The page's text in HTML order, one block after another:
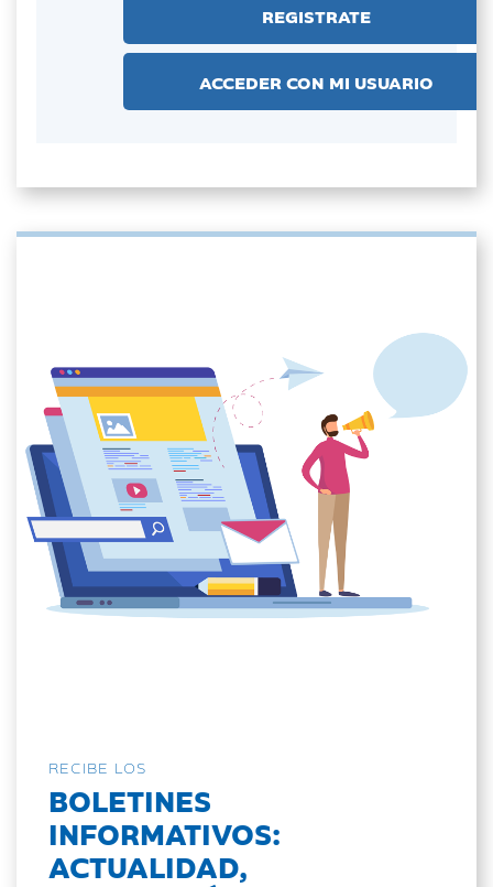
RECIBE LOS
BOLETINES
INFORMATIVOS:
ACTUALIDAD,